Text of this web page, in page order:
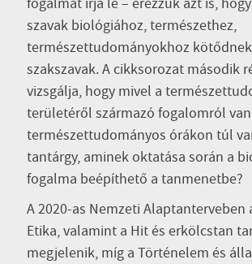
szavak biológiához, természethez,
természettudományokhoz
szakszavak. A cikksorozat második
vizsgálja, hogy mivel a
területéről származó fogalomról
természettudományos órákon túl
tantárgy, aminek oktatása során a
fogalma beépíthető a tanmenetbe?
A 2020-as Nemzeti Alaptanterveben
Etika, valamint a Hit és erkölcstan
megjelenik, míg a Történelem és